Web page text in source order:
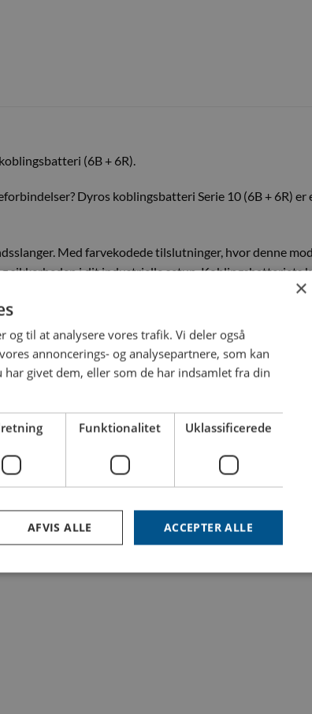
(6B + 6R).
Dyros koblingsbatteri Serie 10 (6B + 6R) er
Med farvekodede tilslutninger, hvor denne
sikkerheden i dit industrielle setup. Koblingsbatteriets
forbedre pladsudnyttelsen.
og sikker forbindelse.
og sikkerheden. Dyros koblingsbatteriet med 6
automatisk låseanordning, der udløses når en nippel
i høj kvalitet. Det er nemlig vigtigt for os, at
i længden og kræver minimal vedligeholdelse.
og organiserer dit industrielle setup! Det
×
til at analysere vores trafik. Vi deler også
annoncerings- og analysepartnere, som kan
givet dem, eller som de har indsamlet fra din
Funktionalitet Uklassificerede
ACCEPTER ALLE
AFVIS ALLE